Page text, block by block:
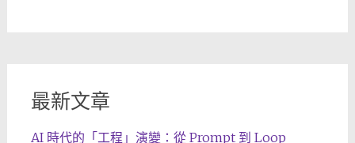
最新文章
AI 時代的「工程」演變：從 Prompt 到 Loop